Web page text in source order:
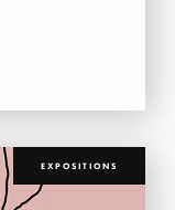
EXPOSITIONS